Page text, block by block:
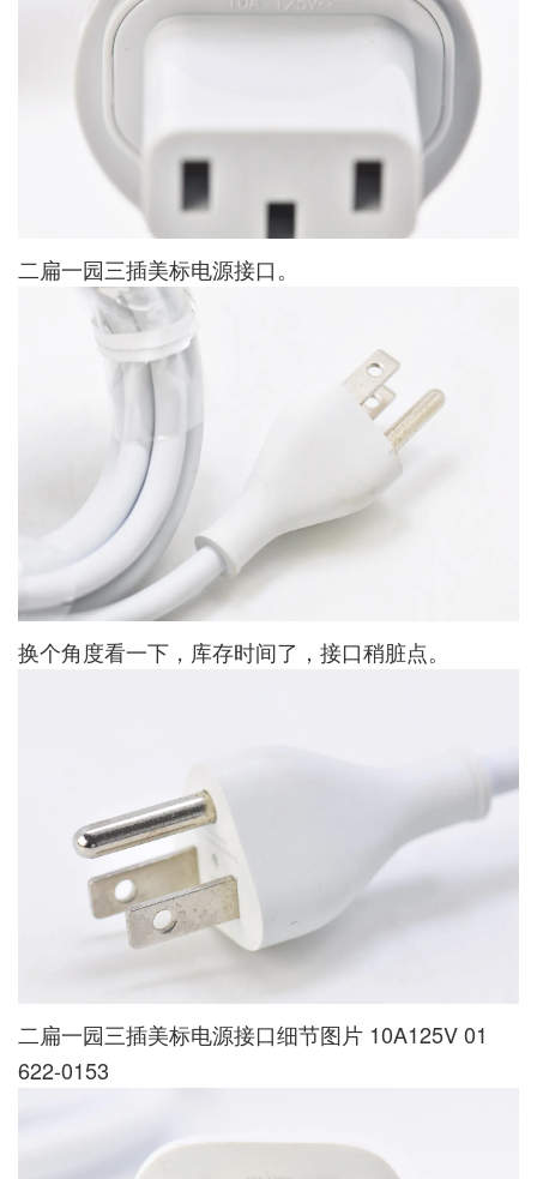
二扁一园三插美标电源接口。
换个角度看一下，库存时间了，接口稍脏点。
二扁一园三插美标电源接口细节图片 10A125V 01
622-0153